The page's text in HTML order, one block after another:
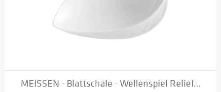
MEISSEN - Blattschale - Wellenspiel Relief...